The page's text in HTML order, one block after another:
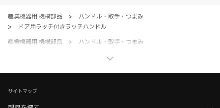
産業機器用 機構部品 >
ハンドル・取手・つまみ
>
ドア用ラッチ付きラッチハンドル
産業機器用 機構部品
>
ハンドル・取手・つまみ
>
全て（鍵・セキュリティ）
サイトマップ